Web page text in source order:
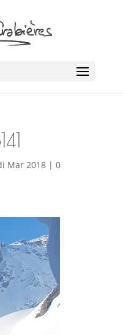
Mar 2018| 0